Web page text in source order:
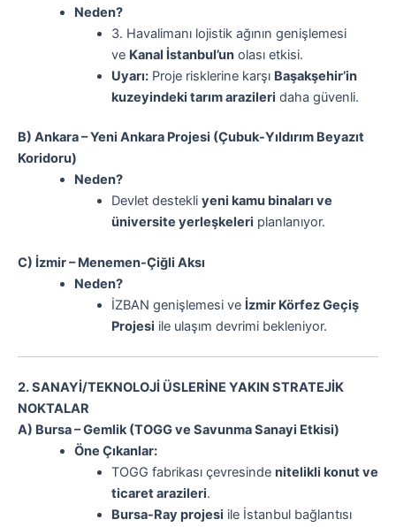
Neden?
3. Havalimanı lojistik ağının genişlemesi
ve Kanal İstanbul’unolası etkisi.
Uyarı:Proje risklerine karşı Başakşehir’in
kuzeyindeki tarım arazileri daha güvenli.
B) Ankara – Yeni Ankara Projesi (Çubuk-Yıldırım Beyazıt
Koridoru)
Neden?
Devlet destekli yeni kamu binaları ve
üniversite yerleşkeleri planlanıyor.
C) İzmir – Menemen-Çiğli Aksı
Neden?
İZBAN genişlemesi ve İzmir Körfez Geçiş
Projesi ile ulaşım devrimi bekleniyor.
2. SANAYİ/TEKNOLOJİ ÜSLERİNE YAKIN STRATEJİK
NOKTALAR
A) Bursa – Gemlik (TOGG ve Savunma Sanayi Etkisi)
Öne Çıkanlar:
TOGG fabrikası çevresinde nitelikli konut ve
ticaret arazileri.
Bursa-Ray projesi ile İstanbul bağlantısı